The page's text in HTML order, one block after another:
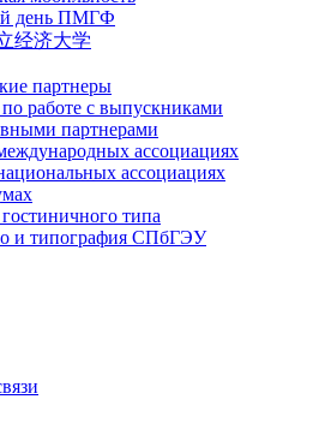
день ПМГФ
经济大学
партнеры
работе с выпускниками
партнерами
ассоциациях
ассоциациях
типа
и типография СПбГЭУ